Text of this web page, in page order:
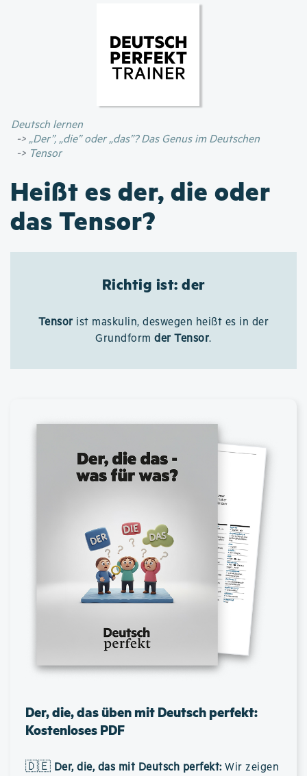
Inhalt
Deutsch lernen
„Der”, „die” oder „das”? Das Genus im Deutschen
Tensor
Heißt es der, die oder
das Tensor?
Richtig ist: der
Tensor ist maskulin, deswegen heißt es in der
Grundformder Tensor.
Der, die, das üben mit Deutsch perfekt:
Kostenloses PDF
🇩🇪 Der, die, das mit Deutsch perfekt: Wir zeigen